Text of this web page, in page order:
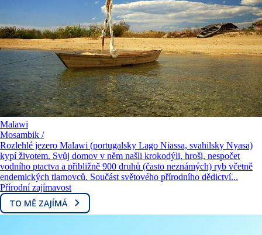
Malawi
Mosambik /
Rozlehlé jezero Malawi (portugalsky Lago Niassa, svahilsky Nyasa)
kypí životem. Svůj domov v něm našli krokodýli, hroši, nespočet
vodního ptactva a přibližně 900 druhů (často neznámých) ryb včetně
endemických tlamovců. Součást světového přírodního dědictví...
Přírodní zajímavost
TO MĚ ZAJÍMÁ